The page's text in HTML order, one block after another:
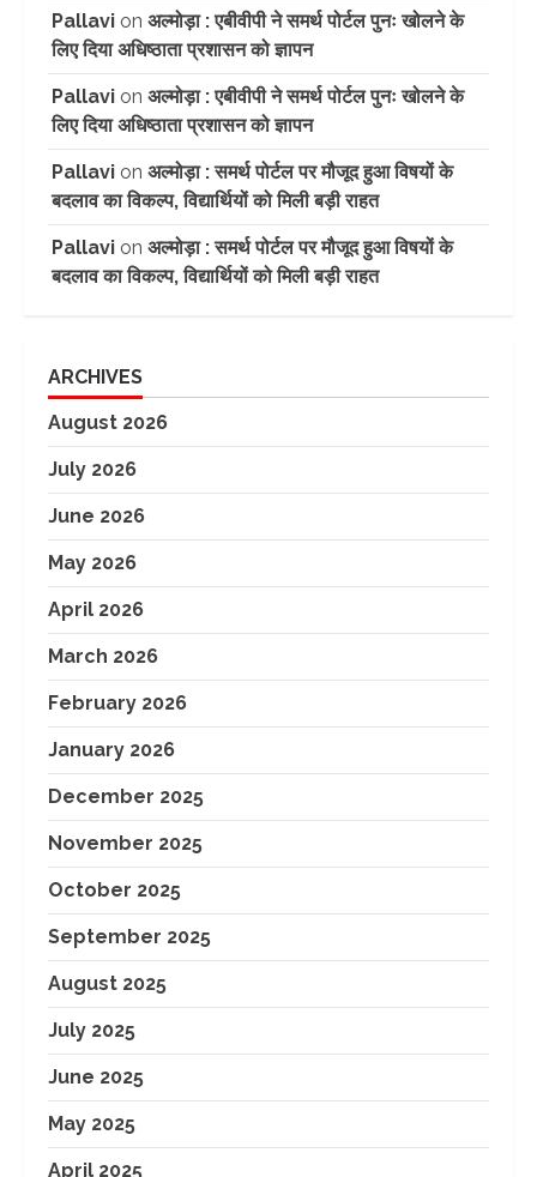
Pallavi on अल्मोड़ा : एबीवीपी ने समर्थ पोर्टल पुनः खोलने के
लिए दिया अधिष्ठाता प्रशासन को ज्ञापन
Pallavi on अल्मोड़ा : एबीवीपी ने समर्थ पोर्टल पुनः खोलने के
लिए दिया अधिष्ठाता प्रशासन को ज्ञापन
Pallavi on अल्मोड़ा : समर्थ पोर्टल पर मौजूद हुआ विषयों के
बदलाव का विकल्प, विद्यार्थियों को मिली बड़ी राहत
Pallavi on अल्मोड़ा : समर्थ पोर्टल पर मौजूद हुआ विषयों के
बदलाव का विकल्प, विद्यार्थियों को मिली बड़ी राहत
ARCHIVES
August 2026
July 2026
June 2026
May 2026
April 2026
March 2026
February 2026
January 2026
December 2025
November 2025
October 2025
September 2025
August 2025
July 2025
June 2025
May 2025
April 2025